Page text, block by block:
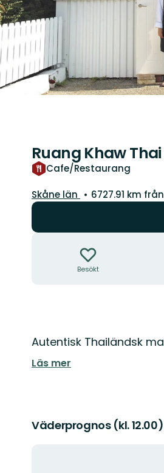
Ruang Khaw
Cafe/Restaurang
Län:
Skåne län
6727.91 km
Besökt
Beskrivning
Autentisk Thailändsk
Läs mer
Väderprognos (kl. 12.00)